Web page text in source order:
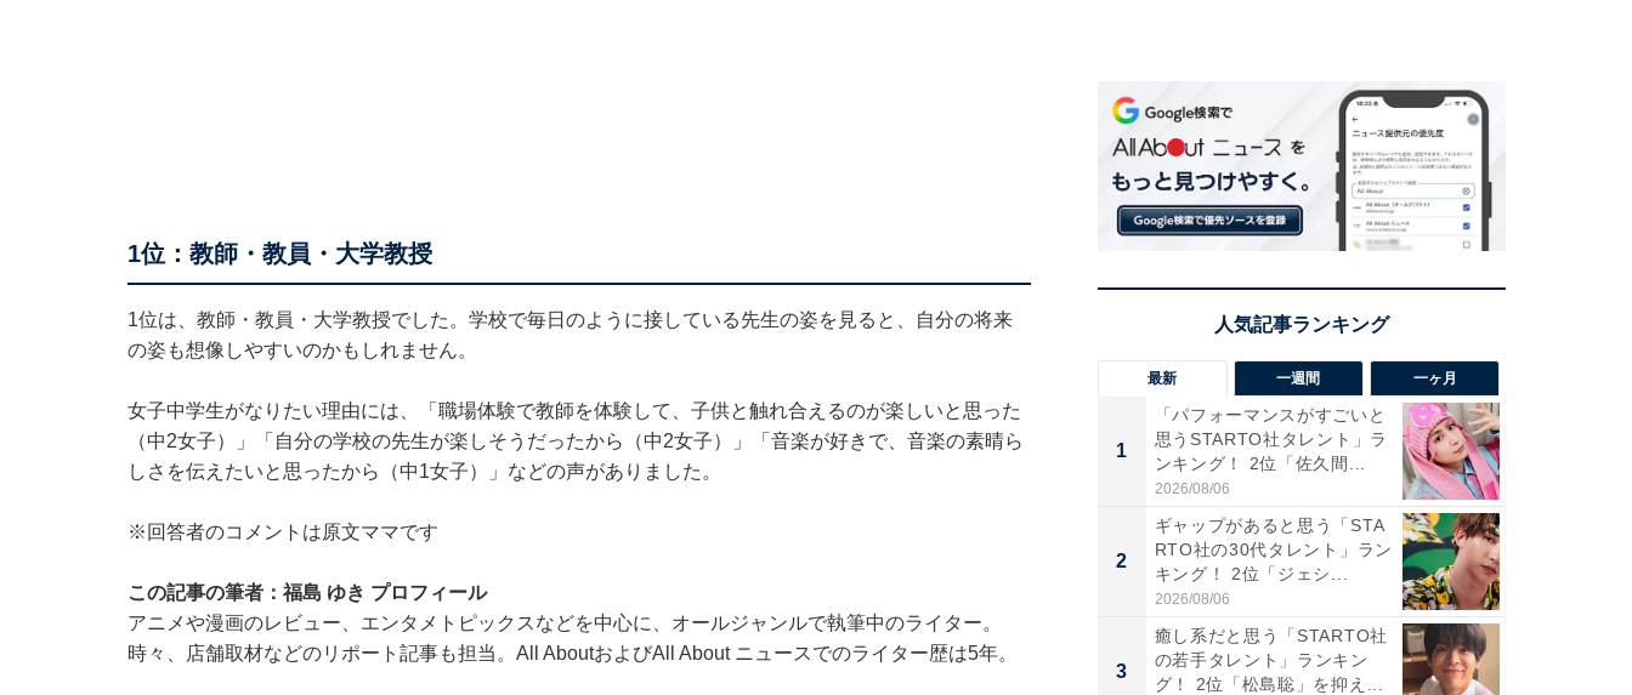
1位：教師・教員・大学教授
1位は、教師・教員・大学教授でした。学校で毎日のように接している先生の姿を見ると、自分の将来
の姿も想像しやすいのかもしれません。
女子中学生がなりたい理由には、「職場体験で教師を体験して、子供と触れ合えるのが楽しいと思った
（中2女子）」「自分の学校の先生が楽しそうだったから（中2女子）」「音楽が好きで、音楽の素晴ら
しさを伝えたいと思ったから（中1女子）」などの声がありました。
※回答者のコメントは原文ママです
この記事の筆者：福島 ゆき プロフィール
アニメや漫画のレビュー、エンタメトピックスなどを中心に、オールジャンルで執筆中のライター。
時々、店舗取材などのリポート記事も担当。All AboutおよびAll About ニュースでのライター歴は5年。
最新 一週間 一ヶ月
1
「パフォーマンスがすごいと
思うSTARTO社タレント」ラ
ンキング！ 2位「佐久間...
2026/08/06
2
ギャップがあると思う「STA
RTO社の30代タレント」ラン
キング！ 2位「ジェシ...
2026/08/06
3
癒し系だと思う「STARTO社
の若手タレント」ランキン
グ！ 2位「松島聡」を抑え...